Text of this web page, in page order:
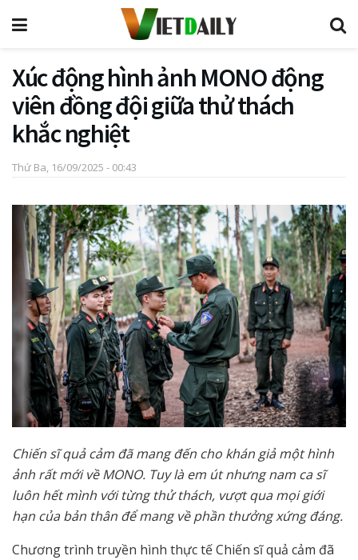
Xúc động hình ảnh MONO động
viên đồng đội giữa thử thách
khắc nghiệt
Thứ Ba, 16/09/2025 - 00:43
Chiến sĩ quả cảm đã mang đến cho khán giả một hình
ảnh rất mới về MONO. Tuy là em út nhưng nam ca sĩ
luôn hết mình với từng thử thách, vượt qua mọi giới
hạn của bản thân để mang về phần thưởng xứng đáng.
Chương trình truyền hình thực tế Chiến sĩ quả cảm đã